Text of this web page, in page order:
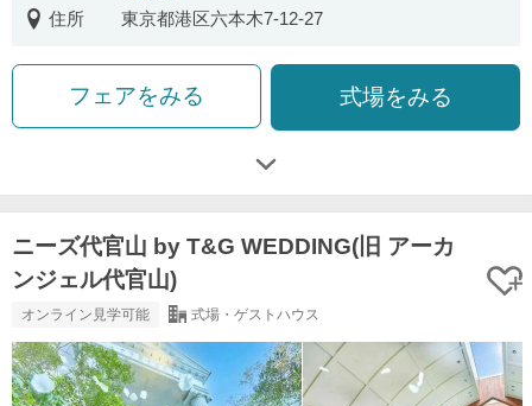
住所
東京都港区六本木7-12-27
フェアをみる 式場をみる
ニーズ代官山 by T&G WEDDING(旧 アーカ
ンジェル代官山)
オンライン見学可能 式場・ゲストハウス